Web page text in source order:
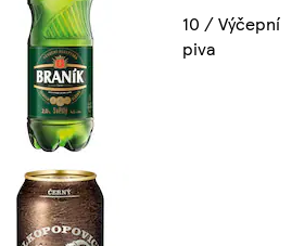
10 / Výčepní
piva